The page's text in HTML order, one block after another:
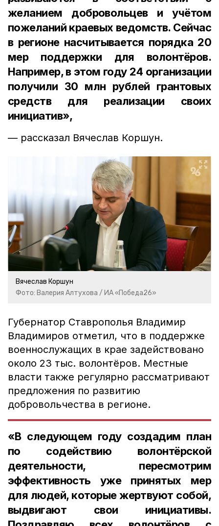
желанием добровольцев и учётом
пожеланий краевых ведомств. Сейчас
в регионе насчитывается порядка 20
мер поддержки для волонтёров.
Например, в этом году 24 организации
получили 30 млн рублей грантовых
средств для реализации своих
инициатив»,
— рассказал Вячеслав Коршун.
Вячеслав Коршун
Фото: Валерия Алтухова / ИА «Победа26»
Губернатор Ставрополья Владимир
Владимиров отметил, что в поддержке
военнослужащих в крае задействовано
около 23 тыс. волонтёров. Местные
власти также регулярно рассматривают
предложения по развитию
добровольчества в регионе.
«В следующем году создадим план
по содействию волонтёрской
деятельности, пересмотрим
эффективность уже принятых мер
для людей, которые жертвуют собой,
выдвигают свои инициативы.